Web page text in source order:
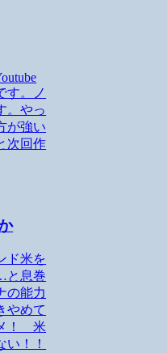
す。ノ
。やっ
が強い
次回作
ド米を
と息巻
の能力
やめて
！ 米
！！